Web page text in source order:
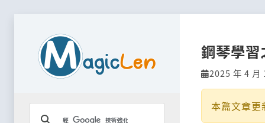
鋼琴學
2025 年 4 月
本篇文章